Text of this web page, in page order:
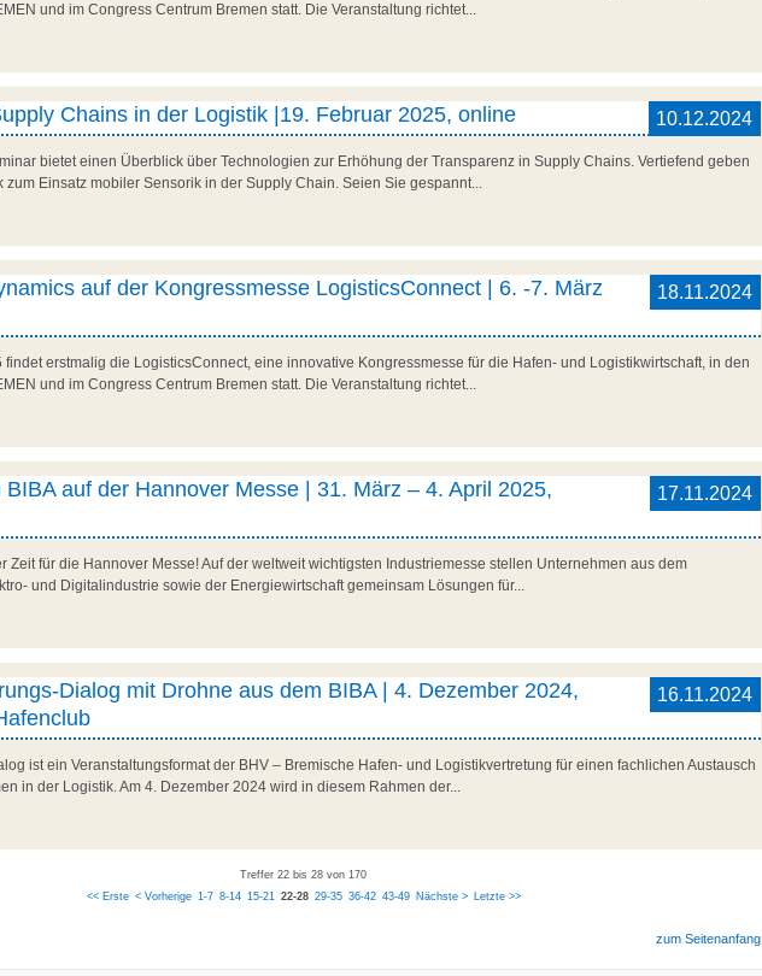
und im Congress Centrum Bremen statt. Die Veranstaltung richtet...
10.12.2024
Chains in der Logistik |19. Februar 2025, online
bietet einen Überblick über Technologien zur Erhöhung der Transparenz in Supply Chains. Vertiefend geben
zum Einsatz mobiler Sensorik in der Supply Chain. Seien Sie gespannt...
18.11.2024
auf der Kongressmesse LogisticsConnect | 6. -7. März
findet erstmalig die LogisticsConnect, eine innovative Kongressmesse für die Hafen- und Logistikwirtschaft, in den
und im Congress Centrum Bremen statt. Die Veranstaltung richtet...
17.11.2024
BIBA auf der Hannover Messe | 31. März – 4. April 2025,
Zeit für die Hannover Messe! Auf der weltweit wichtigsten Industriemesse stellen Unternehmen aus dem
und Digitalindustrie sowie der Energiewirtschaft gemeinsam Lösungen für...
16.11.2024
Dialog mit Drohne aus dem BIBA | 4. Dezember 2024,
ist ein Veranstaltungsformat der BHV – Bremische Hafen- und Logistikvertretung für einen fachlichen Austausch
in der Logistik. Am 4. Dezember 2024 wird in diesem Rahmen der...
Treffer 22 bis 28 von 170
<< Erste < Vorherige 1-7 8-14 15-21 22-28 29-35 36-42 43-49 Nächste > Letzte >>
zum Seitenanfang